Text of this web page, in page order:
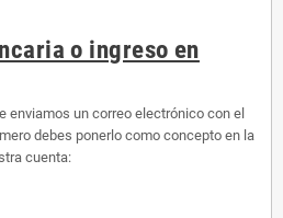
o ingreso en
enviamos un correo electrónico con el
debes ponerlo como concepto en la
cuenta: